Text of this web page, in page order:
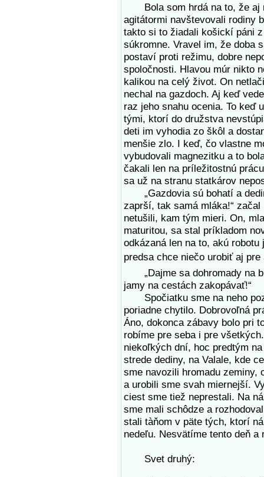
Bola som hrdá na to, že aj
agitátormi navštevovali rodiny
takto si to žiadali košickí páni
súkromne. Vravel im, že doba
postaví proti režimu, dobre
spoločnosti. Hlavou múr nikto
kalikou na celý život. On
nechal na gazdoch. Aj keď
raz jeho snahu ocenia. To keď
tými, ktorí do družstva
deti im vyhodia zo škôl a
menšie zlo. I keď, čo vlastne
vybudovali magnezitku a to
čakali len na príležitostnú
sa už na stranu statkárov
„Gazdovia sú bohatí a
zaprší, tak samá mláka!“
netušili, kam tým mieri. On,
maturitou, sa stal príkladom
odkázaná len na to, akú
predsa chce niečo urobiť aj pre
„Dajme sa dohromady na
jamy na cestách zakopávať!“
Spočiatku sme na neho
poriadne chytilo. Dobrovoľná
Áno, dokonca zábavy bolo pri
robíme pre seba i pre
niekoľkých dní, hoc predtým
strede dediny, na Valale, kde
sme navozili hromadu zeminy,
a urobili sme svah miernejší.
ciest sme tiež neprestali. Na
sme mali schôdze a
stali tàňom v päte tých, ktorí
nedeľu. Nesvätíme tento deň a
Svet druhý: